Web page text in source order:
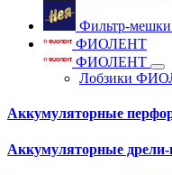
Фильтр-
ФИОЛЕНТ
ФИОЛЕНТ
Лобзики
Аккумуляторные
Аккумуляторные